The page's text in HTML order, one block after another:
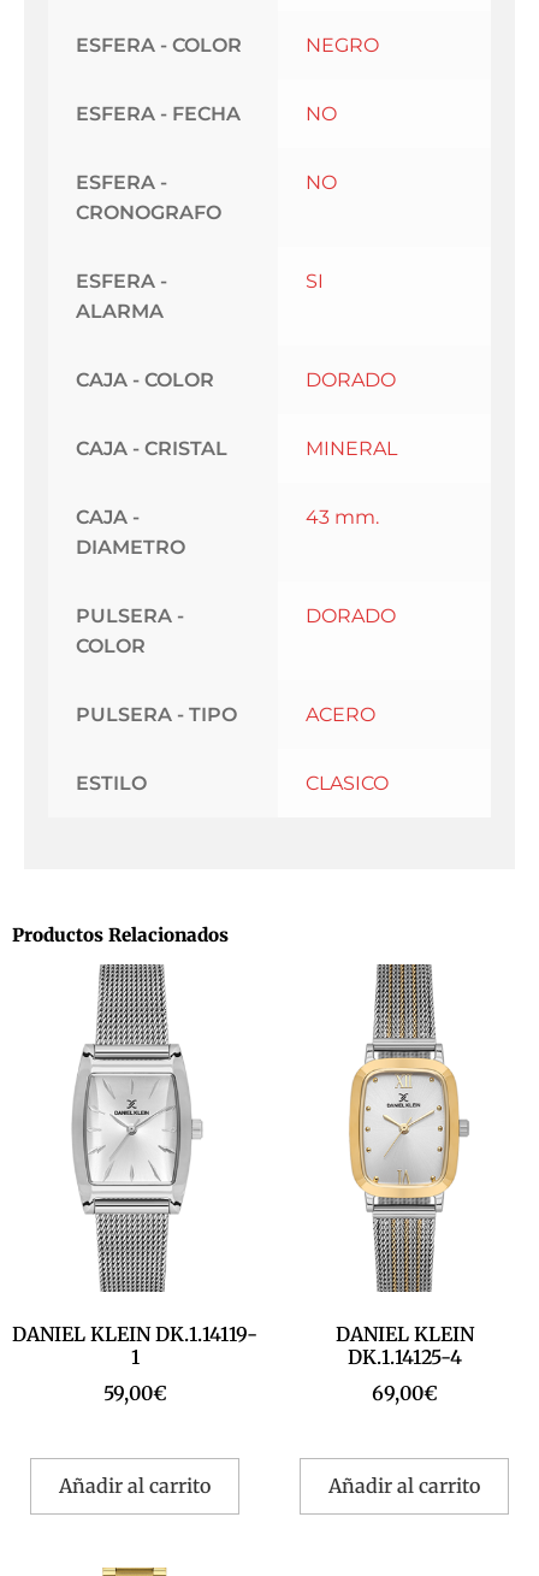
ESFERA - COLOR NEGRO
ESFERA - FECHA NO
ESFERA -
CRONOGRAFO
NO
ESFERA -
ALARMA
SI
CAJA - COLOR DORADO
CAJA - CRISTAL MINERAL
CAJA -
DIAMETRO
43 mm.
PULSERA -
COLOR
DORADO
PULSERA - TIPO ACERO
ESTILO CLASICO
Productos Relacionados
DANIEL KLEIN DK.1.14119-
1
59,00€
Añadir al carrito
DANIEL KLEIN
DK.1.14125-4
69,00€
Añadir al carrito